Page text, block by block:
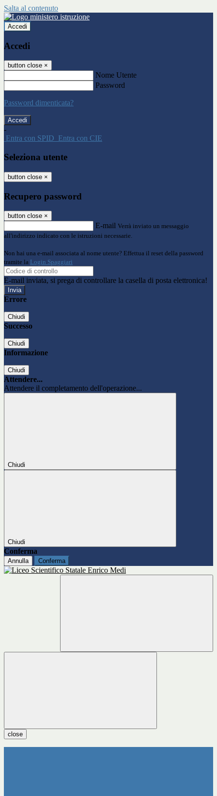
Salta al contenuto
Accedi
Accedi
button close ×
Nome Utente
Password
Password dimenticata?
-
Entra con SPID Entra con CIE
Seleziona utente
button close ×
Recupero password
button close ×
E-mail Verrà inviato un messaggio
all'indirizzo indicato con le istruzioni necessarie.
Non hai una e-mail associata al nome utente? Effettua il reset della password
tramite la Login Spaggiari
E-mail inviata, si prega di controllare la casella di posta elettronica!
Errore
Chiudi
Successo
Chiudi
Informazione
Chiudi
Attendere...
Attendere il completamento dell'operazione...
Chiudi
Chiudi
Conferma
Annulla Conferma
close